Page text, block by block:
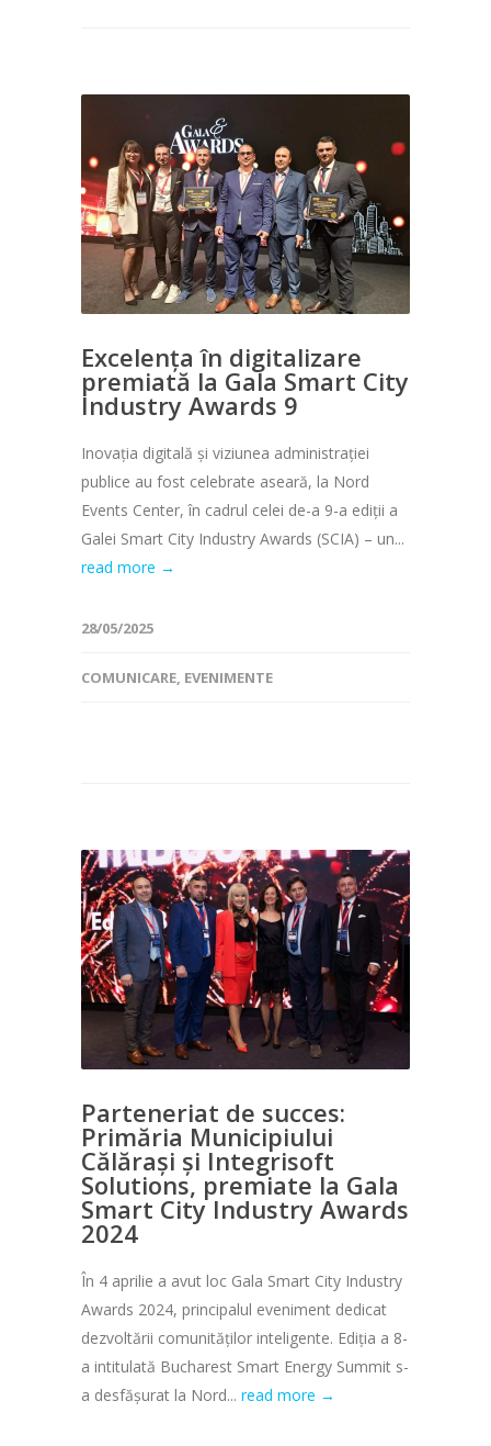
Excelența în digitalizare
premiată la Gala Smart City
Industry Awards 9
Inovația digitală și viziunea administrației
publice au fost celebrate aseară, la Nord
Events Center, în cadrul celei de-a 9-a ediții a
Galei Smart City Industry Awards (SCIA) – un...
read more →
28/05/2025
COMUNICARE, EVENIMENTE
Parteneriat de succes:
Primăria Municipiului
Călărași și Integrisoft
Solutions, premiate la Gala
Smart City Industry Awards
2024
În 4 aprilie a avut loc Gala Smart City Industry
Awards 2024, principalul eveniment dedicat
dezvoltării comunităților inteligente. Ediția a 8-
a intitulată Bucharest Smart Energy Summit s-
a desfășurat la Nord... read more →